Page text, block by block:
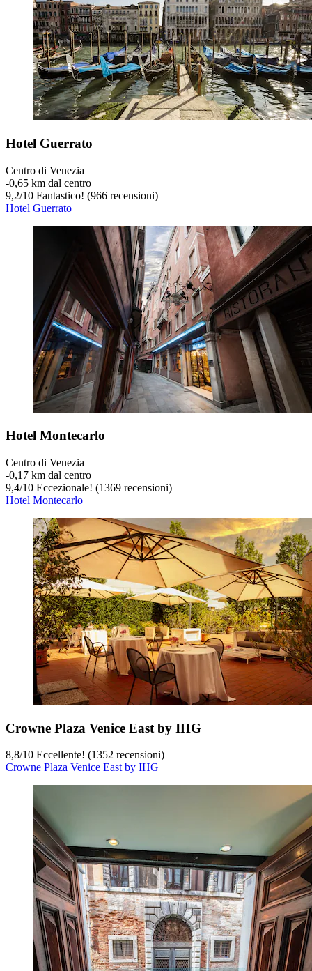
Hotel Guerrato
Centro di Venezia
‐0,65 km dal centro
9,2/10 Fantastico! (966 recensioni)
Hotel Guerrato
Hotel Montecarlo
Centro di Venezia
‐0,17 km dal centro
9,4/10 Eccezionale! (1369 recensioni)
Hotel Montecarlo
Crowne Plaza Venice East by IHG
8,8/10 Eccellente! (1352 recensioni)
Crowne Plaza Venice East by IHG